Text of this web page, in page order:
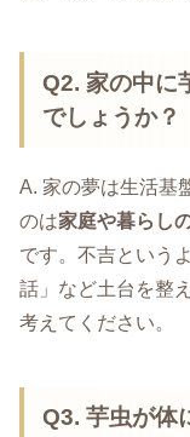
Q2. 家の中に
でしょうか？
A. 家の夢は生活基
のは家庭や暮らし
です。不吉という
話」など土台を整
考えてください。
Q3. 芋虫が体